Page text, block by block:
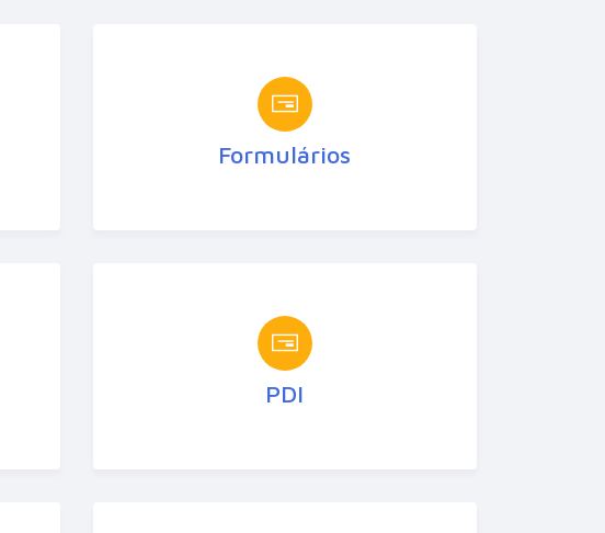
Formulários
PDI